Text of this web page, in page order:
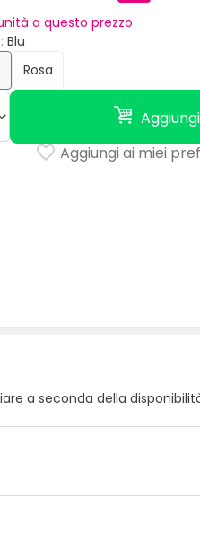
a questo prezzo
Blu
Rosa
Aggiungi
Aggiungi ai miei
a seconda della